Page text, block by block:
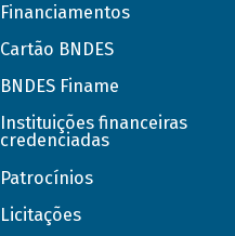
Financiamentos
Cartão BNDES
BNDES Finame
Instituições financeiras
credenciadas
Patrocínios
Licitações